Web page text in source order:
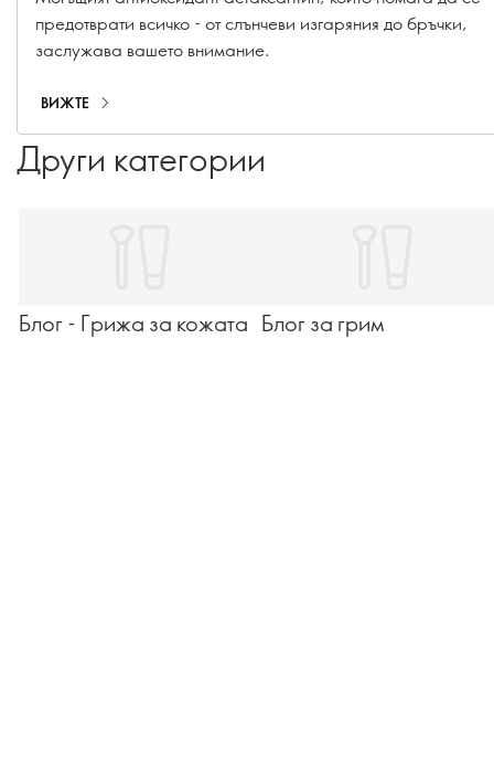
предотврати всичко - от слънчеви изгаряния до бръчки,
заслужава вашето внимание.
ВИЖТЕ
Други категории
Блог - Грижа за кожата Блог за грим